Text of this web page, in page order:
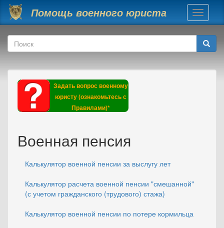
Перейти к основному содержанию
Помощь военного юриста
Toggle
Форма поиска
Поиск
Задать вопрос военному
юристу (ознакомьтесь с
Правилами)*
Военная пенсия
Калькулятор военной пенсии за выслугу лет
Калькулятор расчета военной пенсии "смешанной"
(с учетом гражданского (трудового) стажа)
Калькулятор военной пенсии по потере кормильца